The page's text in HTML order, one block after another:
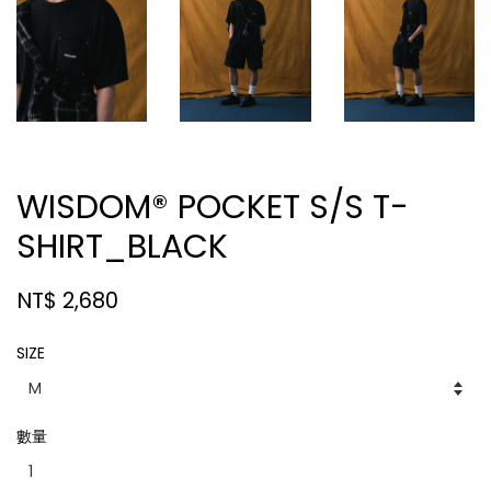
WISDOM® POCKET S/S T-
SHIRT_BLACK
NT$ 2,680
SIZE
數量